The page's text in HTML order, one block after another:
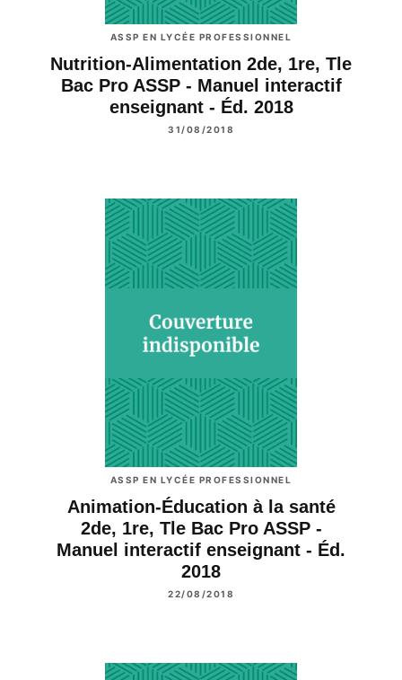
ASSP EN LYCÉE PROFESSIONNEL
Nutrition-Alimentation 2de, 1re, Tle
Bac Pro ASSP - Manuel interactif
enseignant - Éd. 2018
31/08/2018
ASSP EN LYCÉE PROFESSIONNEL
Animation-Éducation à la santé
2de, 1re, Tle Bac Pro ASSP -
Manuel interactif enseignant - Éd.
2018
22/08/2018